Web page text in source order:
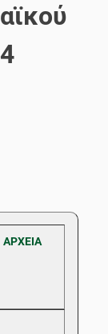
ΑΡΧΕΙΑ